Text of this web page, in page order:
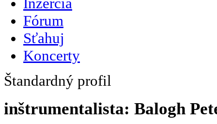
Fórum
Sťahuj
Koncerty
Štandardný profil
inštrumentalista: Balogh